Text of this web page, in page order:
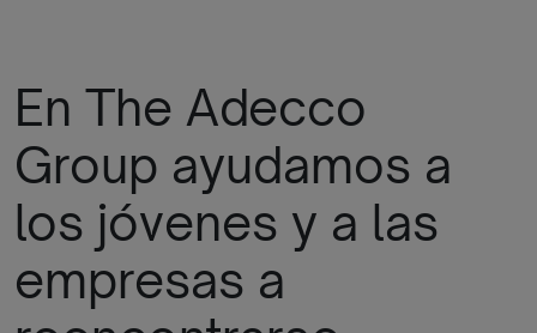
En The Adecco
Group ayudamos a
los jóvenes y a las
empresas a